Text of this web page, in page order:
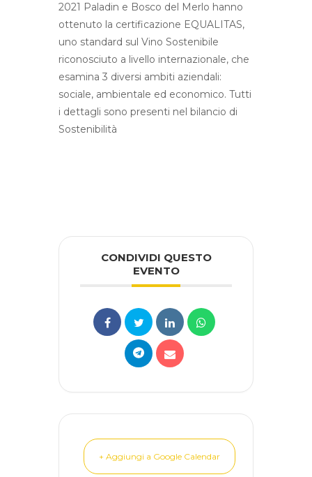
2021 Paladin e Bosco del Merlo hanno
ottenuto la certificazione EQUALITAS,
uno standard sul Vino Sostenibile
riconosciuto a livello internazionale, che
esamina 3 diversi ambiti aziendali:
sociale, ambientale ed economico. Tutti
i dettagli sono presenti nel bilancio di
Sostenibilità
CONDIVIDI QUESTO
EVENTO
+ Aggiungi a Google Calendar